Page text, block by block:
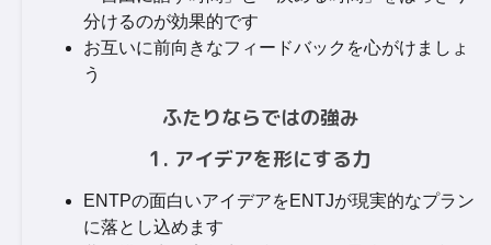
分けるのが効果的です
お互いに前向きなフィードバックを心がけましょ
う
ふたりならではの強み
1. アイデアを形にする力
ENTPの面白いアイデアをENTJが現実的なプラン
に落とし込めます